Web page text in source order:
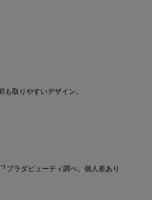
取りやすいデザイン。​
*3 プラダビューティ調べ。個人差あり​